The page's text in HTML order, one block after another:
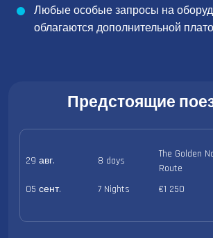
Любые особые запросы на
облагаются дополнительной
Предстоящие
29 авг. 8 days
The Golden
Route
05 сент.
7 Nights €1 250